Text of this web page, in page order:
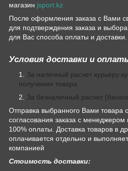
магазин jsport.kz
После оформления заказа с Вами
для подтверждения заказа и
для Вас способа оплаты и доставки.
Условия доставки и
За наличный расчет курьеру
получении товара.
За безналичный расчет
Отправка выбранного Вами товара
согласования заказа с
100% оплаты. Доставка товаров в
оплачивается отдельно и
компанией
Стоимость доставки: